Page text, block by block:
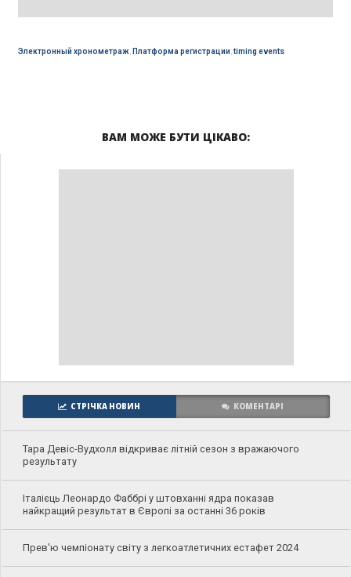
Электронный хронометраж, Платформа регистрации timing events
ВАМ МОЖЕ БУТИ ЦІКАВО:
СТРІЧКА НОВИН КОМЕНТАРІ
Тара Девіс-Вудхолл відкриває літній сезон з вражаючого
результату
Італієць Леонардо Фаббрі у штовханні ядра показав
найкращий результат в Європі за останні 36 років
Прев'ю чемпіонату світу з легкоатлетичних естафет 2024